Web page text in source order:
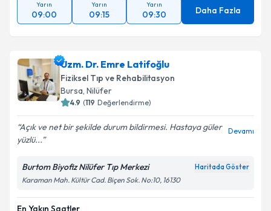
Yarın
09:00
Yarın
09:15
Yarın
09:30 Daha Fazla
Uzm. Dr. Emre Latifoğlu
Fiziksel Tıp ve Rehabilitasyon
Bursa, Nilüfer
4.9 (119 Değerlendirme)
Açık ve net bir şekilde durum bildirmesi. Hastaya güler
yüzlü...
Devamı
Burtom Biyofiz Nilüfer Tıp Merkezi Haritada Göster
Karaman Mah. Kültür Cad. Biçen Sok. No:10, 16130
En Yakın Saatler